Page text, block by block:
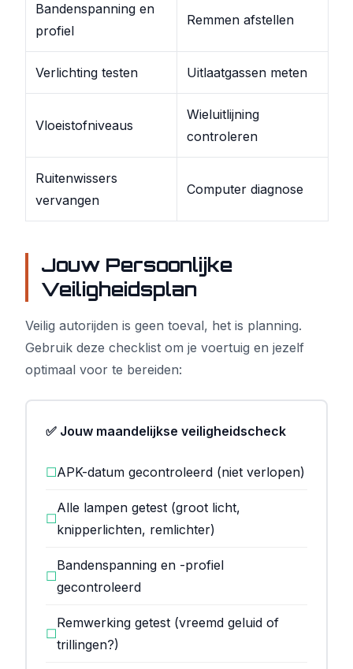
Bandenspanning en
profiel
Remmen afstellen
Verlichting testen Uitlaatgassen meten
Vloeistofniveaus
Wieluitlijning
controleren
Ruitenwissers
vervangen
Computer diagnose
Jouw Persoonlijke
Veiligheidsplan
Veilig autorijden is geen toeval, het is planning.
Gebruik deze checklist om je voertuig en jezelf
optimaal voor te bereiden:
✅ Jouw maandelijkse veiligheidscheck
☐APK-datum gecontroleerd (niet verlopen)
☐
Alle lampen getest (groot licht,
knipperlichten, remlichter)
☐
Bandenspanning en -profiel
gecontroleerd
☐
Remwerking getest (vreemd geluid of
trillingen?)